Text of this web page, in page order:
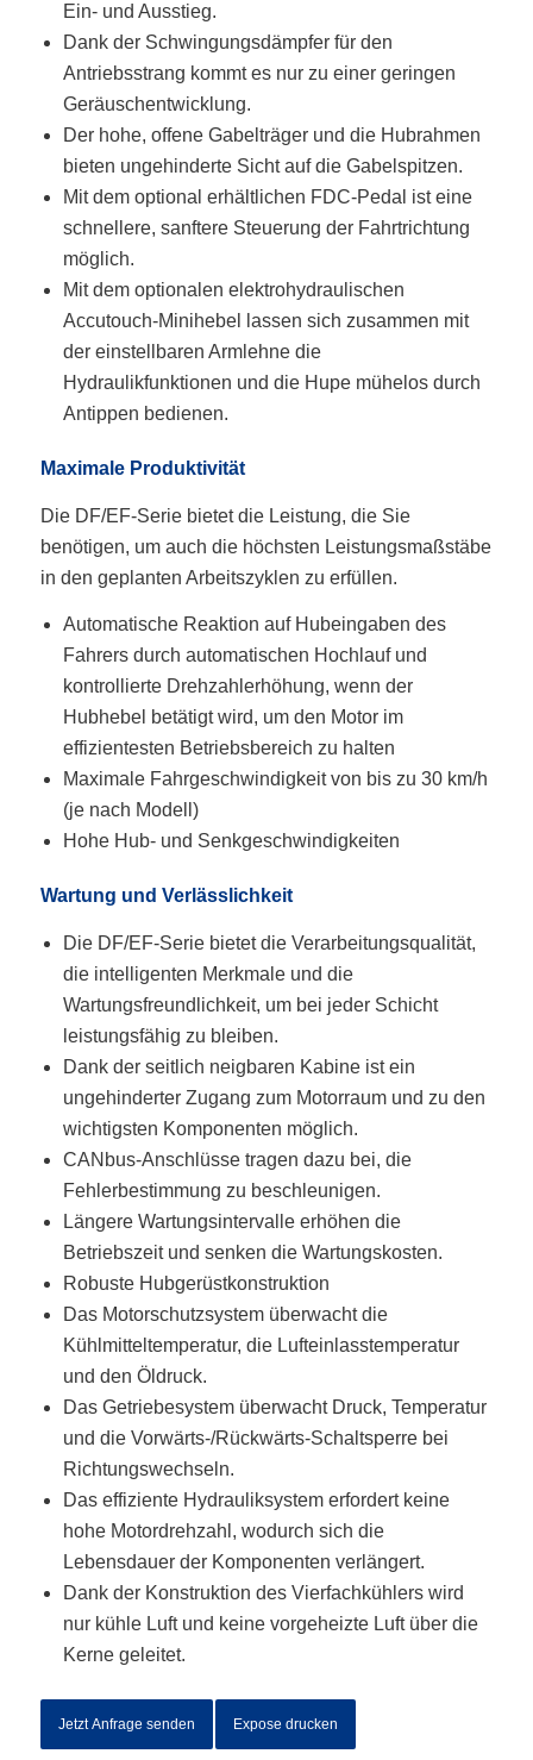
Ein- und Ausstieg.
Dank der Schwingungsdämpfer für den
Antriebsstrang kommt es nur zu einer geringen
Geräuschentwicklung.
Der hohe, offene Gabelträger und die Hubrahmen
bieten ungehinderte Sicht auf die Gabelspitzen.
Mit dem optional erhältlichen FDC-Pedal ist eine
schnellere, sanftere Steuerung der Fahrtrichtung
möglich.
Mit dem optionalen elektrohydraulischen
Accutouch-Minihebel lassen sich zusammen mit
der einstellbaren Armlehne die
Hydraulikfunktionen und die Hupe mühelos durch
Antippen bedienen.
Maximale Produktivität
Die DF/EF-Serie bietet die Leistung, die Sie
benötigen, um auch die höchsten Leistungsmaßstäbe
in den geplanten Arbeitszyklen zu erfüllen.
Automatische Reaktion auf Hubeingaben des
Fahrers durch automatischen Hochlauf und
kontrollierte Drehzahlerhöhung, wenn der
Hubhebel betätigt wird, um den Motor im
effizientesten Betriebsbereich zu halten
Maximale Fahrgeschwindigkeit von bis zu 30 km/h
(je nach Modell)
Hohe Hub- und Senkgeschwindigkeiten
Wartung und Verlässlichkeit
Die DF/EF-Serie bietet die Verarbeitungsqualität,
die intelligenten Merkmale und die
Wartungsfreundlichkeit, um bei jeder Schicht
leistungsfähig zu bleiben.
Dank der seitlich neigbaren Kabine ist ein
ungehinderter Zugang zum Motorraum und zu den
wichtigsten Komponenten möglich.
CANbus-Anschlüsse tragen dazu bei, die
Fehlerbestimmung zu beschleunigen.
Längere Wartungsintervalle erhöhen die
Betriebszeit und senken die Wartungskosten.
Robuste Hubgerüstkonstruktion
Das Motorschutzsystem überwacht die
Kühlmitteltemperatur, die Lufteinlasstemperatur
und den Öldruck.
Das Getriebesystem überwacht Druck, Temperatur
und die Vorwärts-/Rückwärts-Schaltsperre bei
Richtungswechseln.
Das effiziente Hydrauliksystem erfordert keine
hohe Motordrehzahl, wodurch sich die
Lebensdauer der Komponenten verlängert.
Dank der Konstruktion des Vierfachkühlers wird
nur kühle Luft und keine vorgeheizte Luft über die
Kerne geleitet.
Jetzt Anfrage senden Expose drucken